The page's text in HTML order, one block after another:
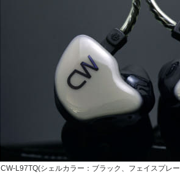
CW-L97TQ(シェルカラー：ブラック、フェイスプレ